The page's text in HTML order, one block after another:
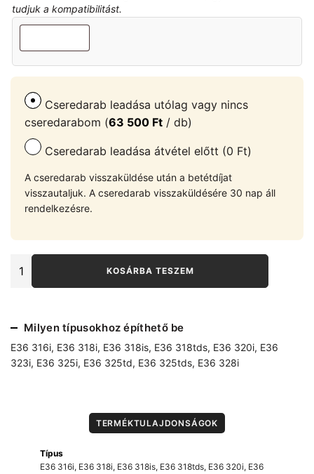
tudjuk a kompatibilitást.
Cseredarab leadása utólag vagy nincs
cseredarabom (63 500 Ft / db)
Cseredarab leadása átvétel előtt (0 Ft)
A cseredarab visszaküldése után a betétdíjat
visszautaljuk. A cseredarab visszaküldésére 30 nap áll
rendelkezésre.
E36
hátsó
futómü
mennyiség
KOSÁRBA TESZEM
Milyen típusokhoz építhető be
E36 316i, E36 318i, E36 318is, E36 318tds, E36 320i, E36
323i, E36 325i, E36 325td, E36 325tds, E36 328i
TERMÉKTULAJDONSÁGOK
Típus
E36 316i, E36 318i, E36 318is, E36 318tds, E36 320i, E36